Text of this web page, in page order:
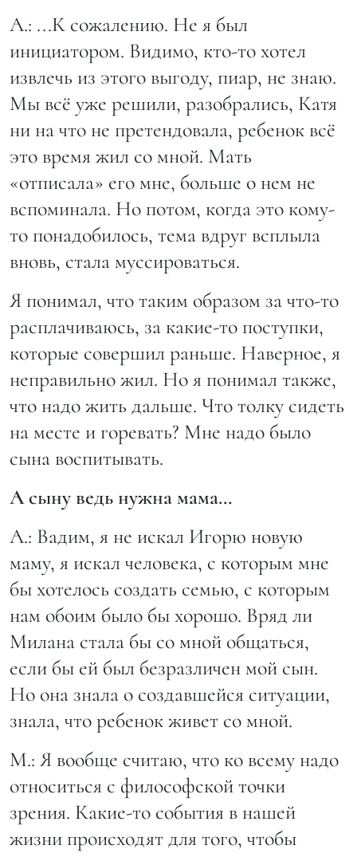
А.: ...К сожалению. Не я был
инициатором. Видимо, кто-то хотел
извлечь из этого выгоду, пиар, не знаю.
Мы всё уже решили, разобрались, Катя
ни на что не претендовала, ребенок всё
это время жил со мной. Мать
«отписала» его мне, больше о нем не
вспоминала. Но потом, когда это кому-
то понадобилось, тема вдруг всплыла
вновь, стала муссироваться.
Я понимал, что таким образом за что-то
расплачиваюсь, за какие-то поступки,
которые совершил раньше. Наверное, я
неправильно жил. Но я понимал также,
что надо жить дальше. Что толку сидеть
на месте и горевать? Мне надо было
сына воспитывать.
А сыну ведь нужна мама…
А.: Вадим, я не искал Игорю новую
маму, я искал человека, с которым мне
бы хотелось создать семью, с которым
нам обоим было бы хорошо. Вряд ли
Милана стала бы со мной общаться,
если бы ей был безразличен мой сын.
Но она знала о создавшейся ситуации,
знала, что ребенок живет со мной.
М.: Я вообще считаю, что ко всему надо
относиться с философской точки
зрения. Какие-то события в нашей
жизни происходят для того, чтобы